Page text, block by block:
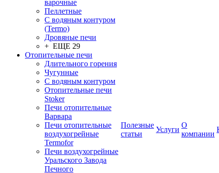
варочные
Пеллетные
С водяным контуром
(Termo)
Дровяные печи
+ ЕЩЕ 29
Отопительные печи
Длительного горения
Чугунные
C водяным контуром
Отопительные печи
Stoker
Печи отопительные
Варвара
Печи отопительные
воздухогрейные
Termofor
Печи воздухогрейные
Уральского Завода
Печного
Полезные
статьи
Услуги
О
компании